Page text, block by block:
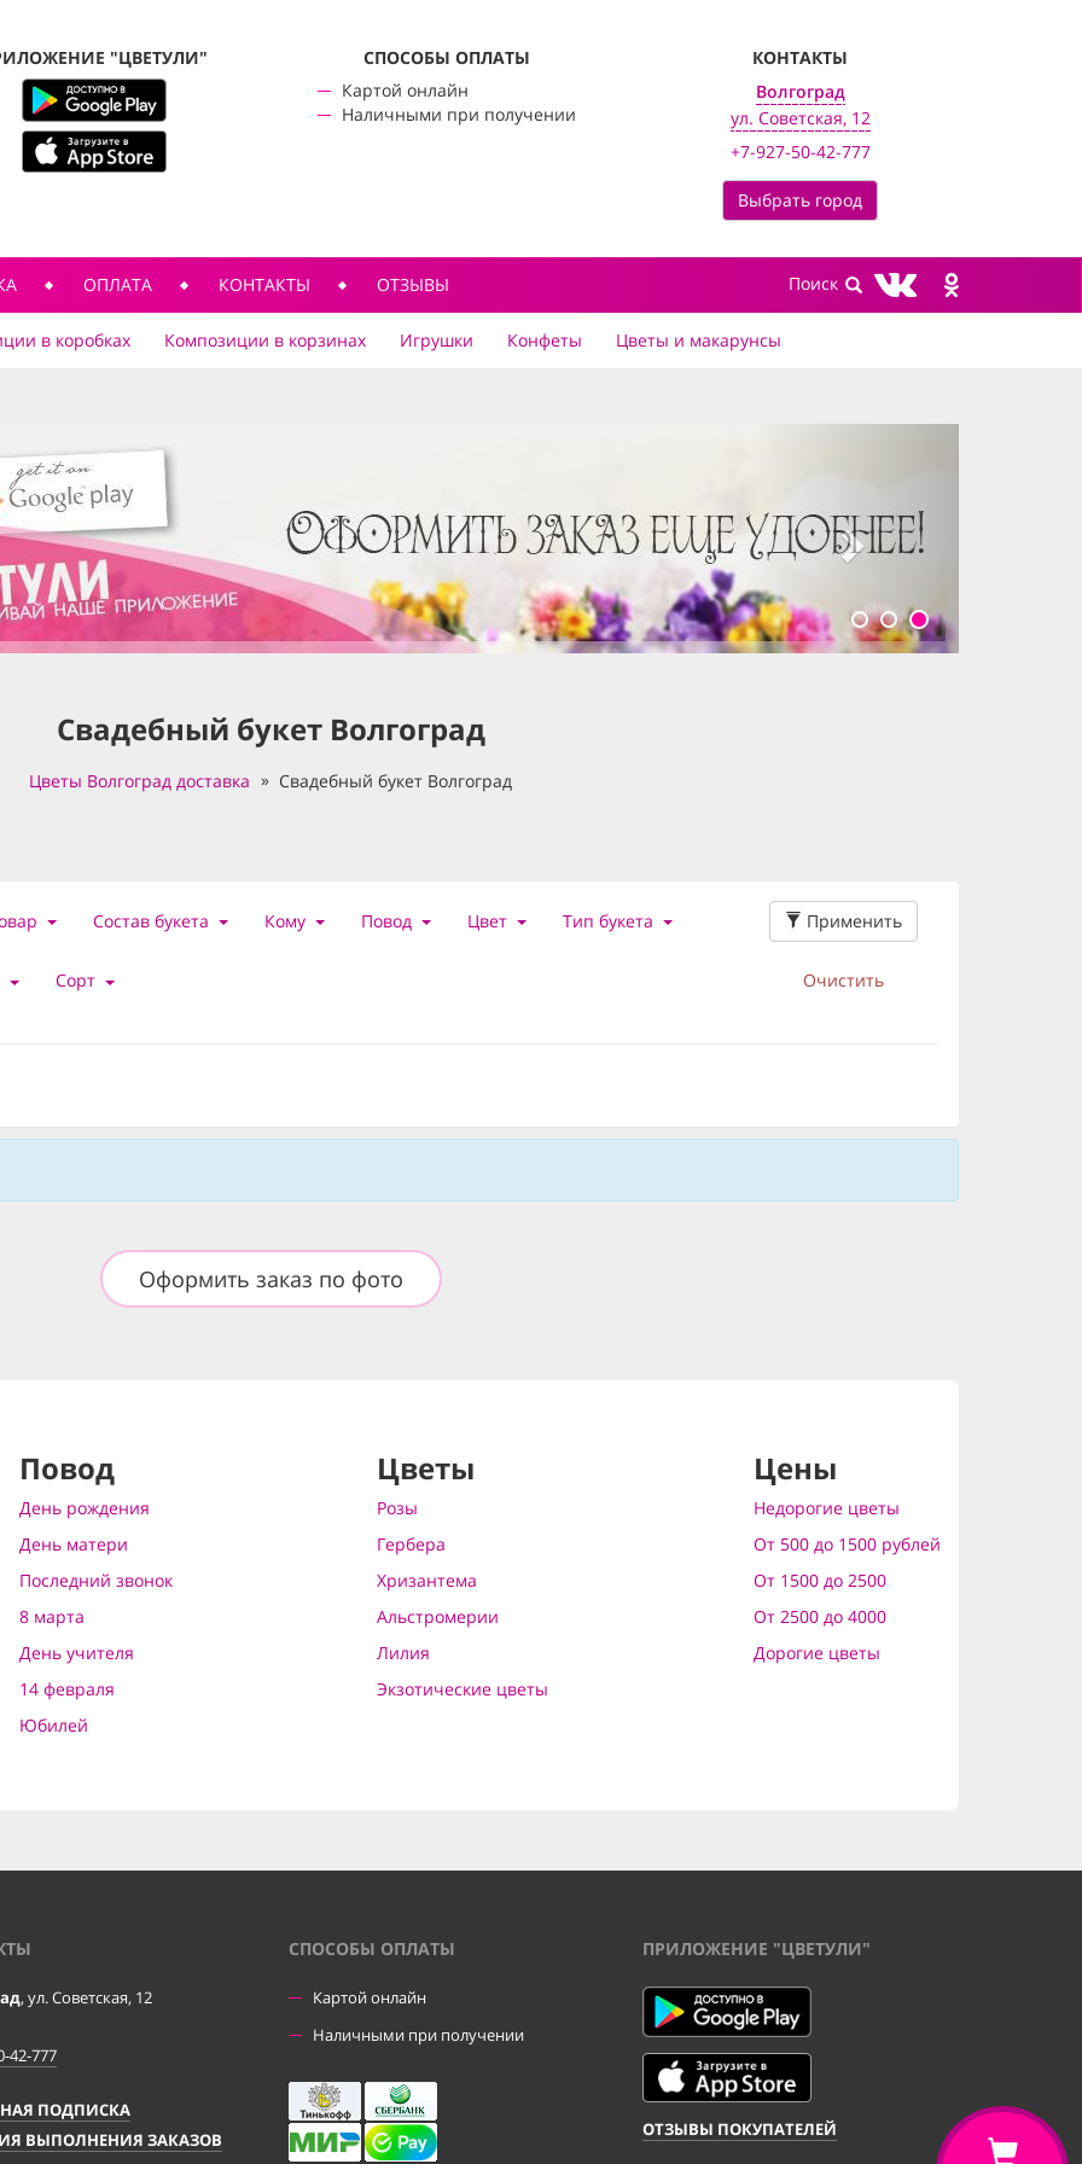
"ЦВЕТУЛИ"
CПОСОБЫ ОПЛАТЫ
Картой онлайн
Наличными при получении
КОНТАКТЫ
Волгоград
ул. Советская, 12
+7-927-50-42-777
Выбрать город
ОПЛАТА КОНТАКТЫ ОТЗЫВЫ
в коробках Композиции в корзинах Игрушки Конфеты Цветы и макарунсы
Свадебный букет Волгоград
Цветы Волгоград доставка Свадебный букет Волгоград
Состав букета Кому Повод Цвет Тип букета
Сорт
Применить
Очистить
Оформить заказ по фото
Повод
День рождения
День матери
Последний звонок
8 марта
День учителя
14 февраля
Юбилей
Цветы
Розы
Гербера
Хризантема
Альстромерии
Лилия
Экзотические цветы
Цены
Недорогие цветы
От 500 до 1500 рублей
От 1500 до 2500
От 2500 до 4000
Дорогие цветы
, ул. Советская, 12
42-777
ПОДПИСКА
ВЫПОЛНЕНИЯ ЗАКАЗОВ
CПОСОБЫ ОПЛАТЫ
Картой онлайн
Наличными при получении
ПРИЛОЖЕНИЕ "ЦВЕТУЛИ"
ОТЗЫВЫ ПОКУПАТЕЛЕЙ